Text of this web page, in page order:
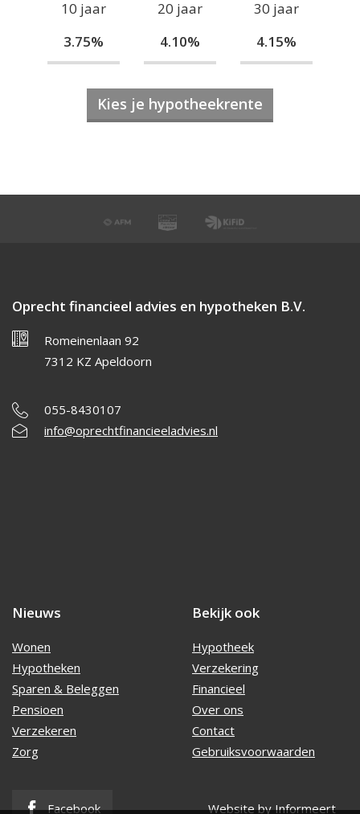
10 jaar
3.75%
20 jaar
4.10%
30 jaar
4.15%
Kies je hypotheekrente
Oprecht financieel advies en hypotheken B.V.
Romeinenlaan 92
7312 KZ Apeldoorn
055-8430107
info@oprechtfinancieeladvies.nl
Nieuws
Wonen
Hypotheken
Sparen & Beleggen
Pensioen
Verzekeren
Zorg
Bekijk ook
Hypotheek
Verzekering
Financieel
Over ons
Contact
Gebruiksvoorwaarden
Facebook Website by Informeert